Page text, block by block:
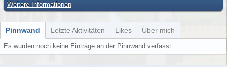
Weitere Informationen
Pinnwand Letzte Aktivitäten Likes Über mich
Es wurden noch keine Einträge an der Pinnwand verfasst.